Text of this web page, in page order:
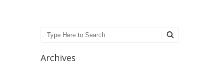
Search
Archives